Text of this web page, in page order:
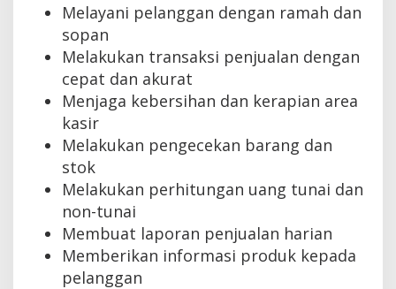
Melayani pelanggan dengan ramah dan
sopan
Melakukan transaksi penjualan dengan
cepat dan akurat
Menjaga kebersihan dan kerapian area
kasir
Melakukan pengecekan barang dan
stok
Melakukan perhitungan uang tunai dan
non-tunai
Membuat laporan penjualan harian
Memberikan informasi produk kepada
pelanggan